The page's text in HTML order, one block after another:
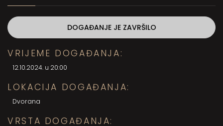
DOGAĐANJE JE ZAVRŠILO
VRIJEME DOGAĐANJA:
12.10.2024. u 20:00
LOKACIJA DOGAĐANJA:
Dvorana
VRSTA DOGAĐANJA: